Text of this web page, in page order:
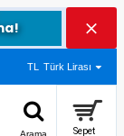
TL Türk Lirası